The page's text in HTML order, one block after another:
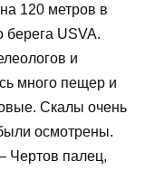
120 метров в
берега USVA.
и
много пещер и
Скалы очень
осмотрены.
Чертов палец,